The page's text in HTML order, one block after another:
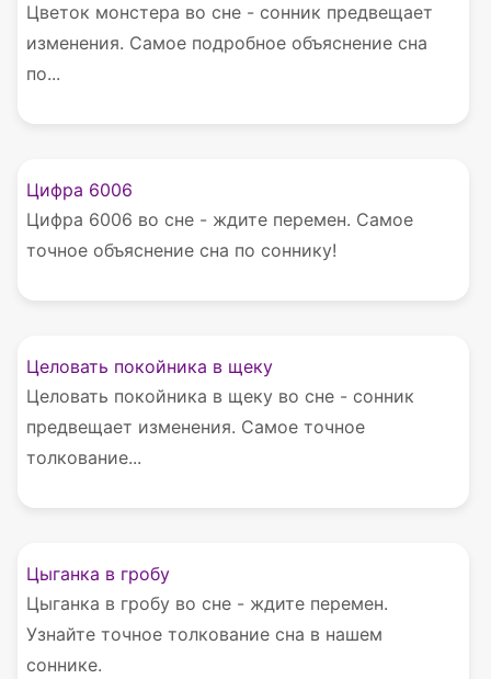
Цветок монстера во сне - сонник предвещает
изменения. Самое подробное объяснение сна
по...
Цифра 6006
Цифра 6006 во сне - ждите перемен. Самое
точное объяснение сна по соннику!
Целовать покойника в щеку
Целовать покойника в щеку во сне - сонник
предвещает изменения. Самое точное
толкование...
Цыганка в гробу
Цыганка в гробу во сне - ждите перемен.
Узнайте точное толкование сна в нашем
соннике.